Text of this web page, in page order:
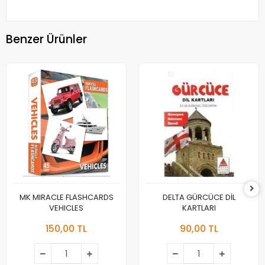
Benzer Ürünler
MK MIRACLE FLASHCARDS
VEHICLES
150,00 TL
DELTA GÜRCÜCE DİL
KARTLARI
90,00 TL